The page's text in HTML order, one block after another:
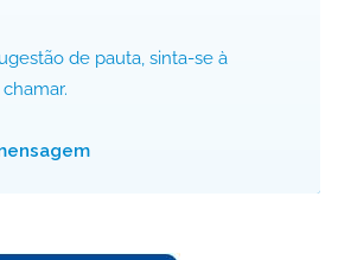
de pauta, sinta-se à